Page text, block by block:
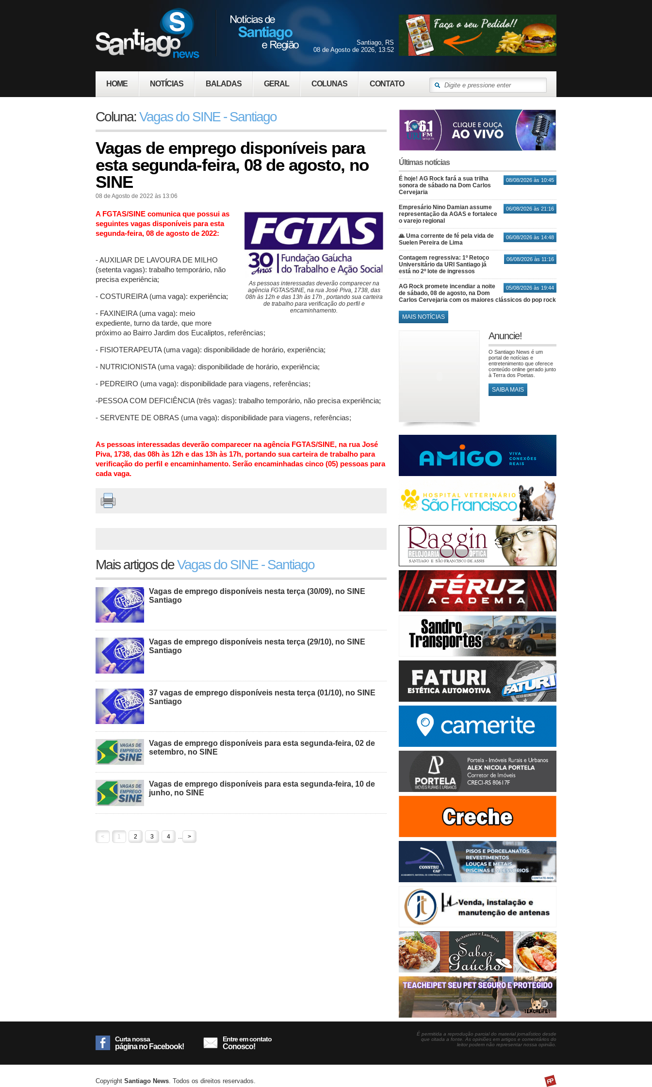
HOME NOTÍCIAS BALADAS GERAL COLUNAS CONTATO
Santiago, RS
08 de Agosto de 2026, 13:52
Coluna:Vagas do SINE - Santiago
Vagas de emprego disponíveis para
esta segunda-feira, 08 de agosto, no
SINE
08 de Agosto de 2022 às 13:06
As pessoas interessadas deverão comparecer na
agência FGTAS/SINE, na rua José Piva, 1738, das
08h às 12h e das 13h às 17h , portando sua carteira
de trabalho para verificação do perfil e
encaminhamento.
A FGTAS/SINE comunica que possui as
seguintes vagas disponíveis para esta
segunda-feira, 08 de agosto de 2022:
- AUXILIAR DE LAVOURA DE MILHO
(setenta vagas): trabalho temporário, não
precisa experiência;
- COSTUREIRA (uma vaga): experiência;
- FAXINEIRA (uma vaga): meio
expediente, turno da tarde, que more
próximo ao Bairro Jardim dos Eucaliptos, referências;
- FISIOTERAPEUTA (uma vaga): disponibilidade de horário, experiência;
- NUTRICIONISTA (uma vaga): disponibilidade de horário, experiência;
- PEDREIRO (uma vaga): disponibilidade para viagens, referências;
-PESSOA COM DEFICIÊNCIA (três vagas): trabalho temporário, não precisa experiência;
- SERVENTE DE OBRAS (uma vaga): disponibilidade para viagens, referências;
As pessoas interessadas deverão comparecer na agência FGTAS/SINE, na rua José
Piva, 1738, das 08h às 12h e das 13h às 17h, portando sua carteira de trabalho para
verificação do perfil e encaminhamento. Serão encaminhadas cinco (05) pessoas para
cada vaga.
Mais artigos deVagas do SINE - Santiago
Vagas de emprego disponíveis nesta terça (30/09), no SINE
Santiago
Vagas de emprego disponíveis nesta terça (29/10), no SINE
Santiago
37 vagas de emprego disponíveis nesta terça (01/10), no SINE
Santiago
Vagas de emprego disponíveis para esta segunda-feira, 02 de
setembro, no SINE
Vagas de emprego disponíveis para esta segunda-feira, 10 de
junho, no SINE
< 1 2 3 4 ... >
Últimas notícias
08/08/2026 às 10:45
É hoje! AG Rock fará a sua trilha
sonora de sábado na Dom Carlos
Cervejaria
06/08/2026 às 21:16
Empresário Nino Damian assume
representação da AGAS e fortalece
o varejo regional
06/08/2026 às 14:48
🙏 Uma corrente de fé pela vida de
Suelen Pereira de Lima
06/08/2026 às 11:16
Contagem regressiva: 1º Retoço
Universitário da URI Santiago já
está no 2º lote de ingressos
05/08/2026 às 19:44
AG Rock promete incendiar a noite
de sábado, 08 de agosto, na Dom
Carlos Cervejaria com os maiores clássicos do pop rock
MAIS NOTÍCIAS
Anuncie!
O Santiago News é um
portal de notícias e
entretenimento que oferece
conteúdo online gerado junto
à Terra dos Poetas.
SAIBA MAIS
Curta nossa
página no Facebook!
Entre em contato
Conosco!
É permitida a reprodução parcial do material jornalístico desde
que citada a fonte. As opiniões em artigos e comentários do
leitor podem não representar nossa opinião.
Copyright Santiago News . Todos os direitos reservados.